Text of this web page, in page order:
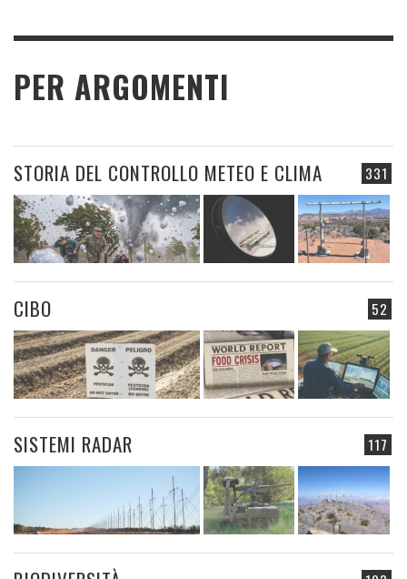
PER ARGOMENTI
331
STORIA DEL CONTROLLO METEO E CLIMA
52
CIBO
117
SISTEMI RADAR